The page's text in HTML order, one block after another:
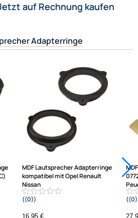
Jetzt auf Rechnung kaufen
Adapterringe